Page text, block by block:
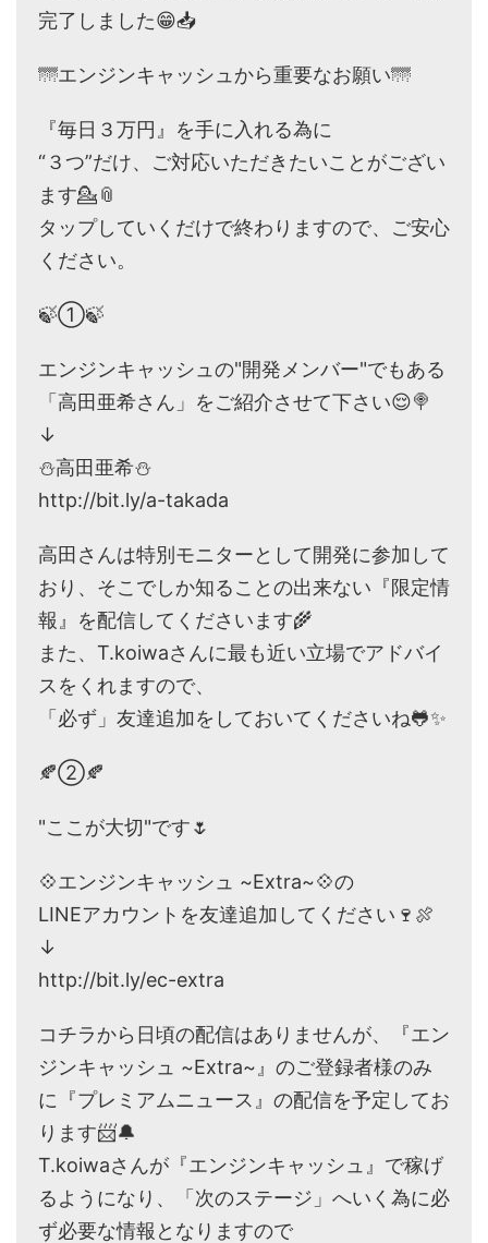
完了しました😁📥
🌁エンジンキャッシュから重要なお願い🌁
『毎日３万円』を手に入れる為に
“３つ”だけ、ご対応いただきたいことがござい
ます💁📎
タップしていくだけで終わりますので、ご安心
ください。
🍃①🍃
エンジンキャッシュの"開発メンバー"でもある
「高田亜希さん」をご紹介させて下さい😌🍭
↓
⛄高田亜希⛄
http://bit.ly/a-takada
高田さんは特別モニターとして開発に参加して
おり、そこでしか知ることの出来ない『限定情
報』を配信してくださいます🌾
また、T.koiwaさんに最も近い立場でアドバイ
スをくれますので、
「必ず」友達追加をしておいてくださいね🐸✨
🍂②🍂
"ここが大切"です🌷
💠エンジンキャッシュ ~Extra~💠の
LINEアカウントを友達追加してください🍷🍖
↓
http://bit.ly/ec-extra
コチラから日頃の配信はありませんが、『エン
ジンキャッシュ ~Extra~』のご登録者様のみ
に『プレミアムニュース』の配信を予定してお
ります📨🔔
T.koiwaさんが『エンジンキャッシュ』で稼げ
るようになり、「次のステージ」へいく為に必
ず必要な情報となりますので